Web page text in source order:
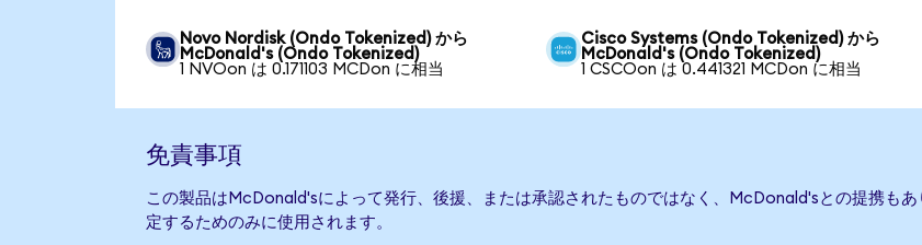
Novo Nordisk (Ondo Tokenized) から
McDonald's (Ondo Tokenized)
1 NVOon は 0.171103 MCDon に相当
Cisco Systems (Ondo Tokenized) から
McDonald's (Ondo Tokenized)
1 CSCOon は 0.441321 MCDon に相当
免責事項
この製品はMcDonald'sによって発行、後援、または承認されたものではなく、McDonald'sとの提携も
定するためのみに使用されます。